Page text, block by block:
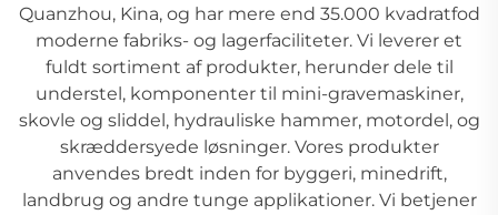
Quanzhou, Kina, og har mere end 35.000 kvadratfod
moderne fabriks- og lagerfaciliteter. Vi leverer et
fuldt sortiment af produkter, herunder dele til
understel, komponenter til mini-gravemaskiner,
skovle og sliddel, hydrauliske hammer, motordel, og
skræddersyede løsninger. Vores produkter
anvendes bredt inden for byggeri, minedrift,
landbrug og andre tunge applikationer. Vi betjener